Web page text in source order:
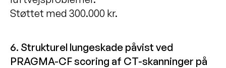
Støttet med 300.000 kr.
6. Strukturel lungeskade påvist ved
PRAGMA-CF scoring af CT-skanninger på